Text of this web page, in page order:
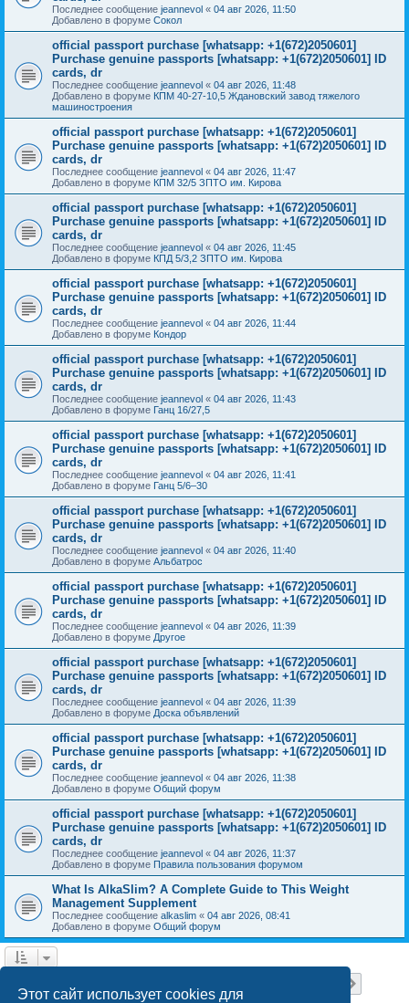
Этот сайт использует cookies для
Последнее сообщение jeannevol « 04 авг 2026, 11:50
Добавлено в форуме Сокол
official passport purchase [whatsapp: +1(672)2050601]
Purchase genuine passports [whatsapp: +1(672)2050601] ID
cards, dr
Последнее сообщение jeannevol « 04 авг 2026, 11:48
Добавлено в форуме КПМ 40-27-10,5 Ждановский завод тяжелого
машиностроения
official passport purchase [whatsapp: +1(672)2050601]
Purchase genuine passports [whatsapp: +1(672)2050601] ID
cards, dr
Последнее сообщение jeannevol « 04 авг 2026, 11:47
Добавлено в форуме КПМ 32/5 ЗПТО им. Кирова
official passport purchase [whatsapp: +1(672)2050601]
Purchase genuine passports [whatsapp: +1(672)2050601] ID
cards, dr
Последнее сообщение jeannevol « 04 авг 2026, 11:45
Добавлено в форуме КПД 5/3,2 ЗПТО им. Кирова
official passport purchase [whatsapp: +1(672)2050601]
Purchase genuine passports [whatsapp: +1(672)2050601] ID
cards, dr
Последнее сообщение jeannevol « 04 авг 2026, 11:44
Добавлено в форуме Кондор
official passport purchase [whatsapp: +1(672)2050601]
Purchase genuine passports [whatsapp: +1(672)2050601] ID
cards, dr
Последнее сообщение jeannevol « 04 авг 2026, 11:43
Добавлено в форуме Ганц 16/27,5
official passport purchase [whatsapp: +1(672)2050601]
Purchase genuine passports [whatsapp: +1(672)2050601] ID
cards, dr
Последнее сообщение jeannevol « 04 авг 2026, 11:41
Добавлено в форуме Ганц 5/6–30
official passport purchase [whatsapp: +1(672)2050601]
Purchase genuine passports [whatsapp: +1(672)2050601] ID
cards, dr
Последнее сообщение jeannevol « 04 авг 2026, 11:40
Добавлено в форуме Альбатрос
official passport purchase [whatsapp: +1(672)2050601]
Purchase genuine passports [whatsapp: +1(672)2050601] ID
cards, dr
Последнее сообщение jeannevol « 04 авг 2026, 11:39
Добавлено в форуме Другое
official passport purchase [whatsapp: +1(672)2050601]
Purchase genuine passports [whatsapp: +1(672)2050601] ID
cards, dr
Последнее сообщение jeannevol « 04 авг 2026, 11:39
Добавлено в форуме Доска объявлений
official passport purchase [whatsapp: +1(672)2050601]
Purchase genuine passports [whatsapp: +1(672)2050601] ID
cards, dr
Последнее сообщение jeannevol « 04 авг 2026, 11:38
Добавлено в форуме Общий форум
official passport purchase [whatsapp: +1(672)2050601]
Purchase genuine passports [whatsapp: +1(672)2050601] ID
cards, dr
Последнее сообщение jeannevol « 04 авг 2026, 11:37
Добавлено в форуме Правила пользования форумом
What Is AlkaSlim? A Complete Guide to This Weight
Management Supplement
Последнее сообщение alkaslim « 04 авг 2026, 08:41
Добавлено в форуме Общий форум